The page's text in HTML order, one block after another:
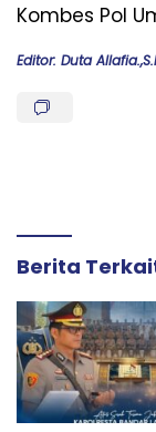
Kombes Pol
Editor: Duta
Berita